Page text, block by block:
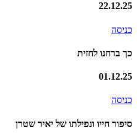
22.12.25
כניסה
כך ברחנו לחזית
01.12.25
כניסה
סיפור חייו ונפילתו של יאיר שטרן